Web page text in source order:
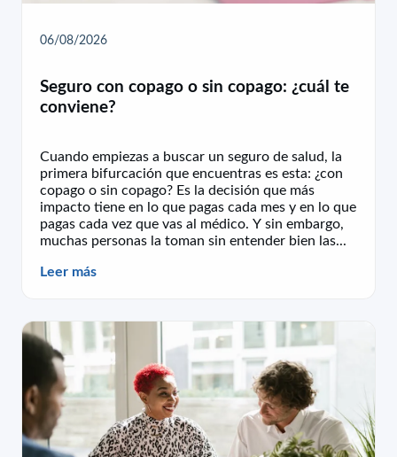
06/08/2026
Seguro con copago o sin copago: ¿cuál te
conviene?
Cuando empiezas a buscar un seguro de salud, la
primera bifurcación que encuentras es esta: ¿con
copago o sin copago? Es la decisión que más
impacto tiene en lo que pagas cada mes y en lo que
pagas cada vez que vas al médico. Y sin embargo,
muchas personas la toman sin entender bien las...
Leer más